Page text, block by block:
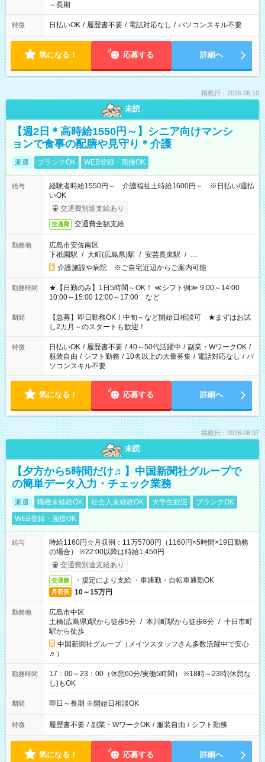
～長期
特徴 日払いOK / 履歴書不要 / 電話対応なし / パソコンスキル不要
気になる！ 応募する 詳細へ
掲載日：2026.08.10
未読
【週2日＊高時給1550円～】シニア向けマンシ
ョンで食事の配膳や見守り＊介護
派遣 ブランクOK WEB登録・面接OK
給与
経験者時給1550円～ 介護福祉士時給1600円～ ※日払い/週払
いOK
交通費別途支給あり
交通費 交通費全額支給
勤務地
広島市安佐南区
下祇園駅 / 大町(広島県)駅 / 安芸長束駅 / …
介護施設や病院 ※ご自宅近辺からご案内可能
勤務時間
★【日勤のみ】1日5時間～OK！ ≪シフト例≫ 9:00～14:00
10:00～15:00 12:00～17:00 など
期間
【急募】即日勤務OK！中旬～など開始日相談可 ★まずはお試
し2カ月～のスタートも歓迎！
特徴 日払いOK / 履歴書不要 / 40～50代活躍中 / 副業・WワークOK /
服装自由 / シフト勤務 / 10名以上の大量募集 / 電話対応なし / パ
ソコンスキル不要
気になる！ 応募する 詳細へ
掲載日：2026.08.07
未読
【夕方から5時間だけ♬】中国新聞社グループで
の簡単データ入力・チェック業務
派遣 職種未経験OK 社会人未経験OK 大学生歓迎
ブランクOK
WEB登録・面接OK
給与
時給1160円☆月収例：11万5700円（1160円×5時間×19日勤務
の場合） ※22:00以降は時給1,450円
交通費別途支給あり
交通費 ・規定により支給 ・車通勤・自転車通勤OK
月収例 10～15万円
勤務地
広島市中区
土橋(広島県)駅から徒歩5分 / 本川町駅から徒歩8分 / 十日市町
駅から徒歩
中国新聞社グループ（メイツスタッフさん多数活躍中で安心
♬）
勤務時間
17：00～23：00（休憩60分/実働5時間） ※18時～23時(休憩な
し)もOK
期間 即日～長期 ※開始日相談OK
特徴 履歴書不要 / 副業・WワークOK / 服装自由 / シフト勤務
気になる！ 応募する 詳細へ